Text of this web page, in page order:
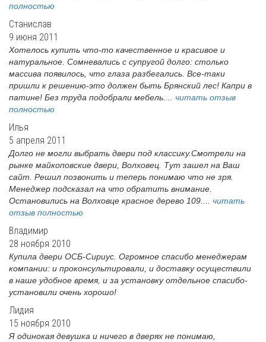
полностью
Станислав
9 июня 2011
Хотелось купить что-то качественное и красивое и
натуральное. Сомневались с супругой долго: столько
массива появилось, что глаза разбегались. Все-таки
пришли к решению-это должен быть Брянский лес! Капри в
патине! Без труда подобрали мебель.... читать отзыв
полностью
Илья
5 апреля 2011
Долго не могли выбрать двери под классику.Смотрели на
рынке майкоповские двери, Волховец. Тут зашел на Ваш
сайт. Решил позвонить и теперь понимаю что не зря.
Менеджер подсказал на что обратить внимание.
Остановились на Волховце красное дерево 109.... читать
отзыв полностью
Владимир
28 ноября 2010
Купила двери ОСБ-Сириус. Огромное спасибо менеджерам
компании: и проконсультировали, и доставку осуществили
в наше удобное время, и за установку отдельное спасибо-
установили очень хорошо!
Лидия
15 ноября 2010
Я одинокая девушка и ничего в дверях не понимаю,